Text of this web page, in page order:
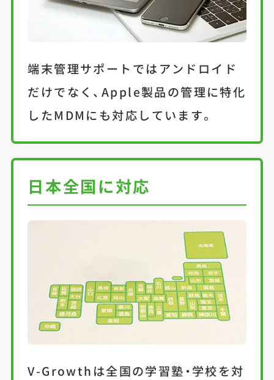
端末管理サポートではアンドロイド
だけでなく、Apple製品の管理に特化
したMDMにも対応しています。
日本全国に対応
V-Growthは全国の学習塾・学校を対